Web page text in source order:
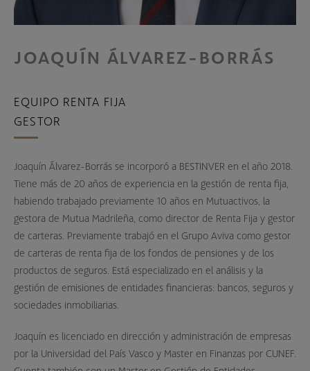
JOAQUÍN ÁLVAREZ-BORRÁS
EQUIPO RENTA FIJA
GESTOR
Joaquín Álvarez-Borrás se incorporó a BESTINVER en el año 2018.
Tiene más de 20 años de experiencia en la gestión de renta fija,
habiendo trabajado previamente 10 años en Mutuactivos, la
gestora de Mutua Madrileña, como director de Renta Fija y gestor
de carteras. Previamente trabajó en el Grupo Aviva como gestor
de carteras de renta fija de los fondos de pensiones y de los
productos de seguros. Está especializado en el análisis y la
gestión de emisiones de entidades financieras: bancos, seguros y
sociedades inmobiliarias.
Joaquín es licenciado en dirección y administración de empresas
por la Universidad del País Vasco y Master en Finanzas por CUNEF.